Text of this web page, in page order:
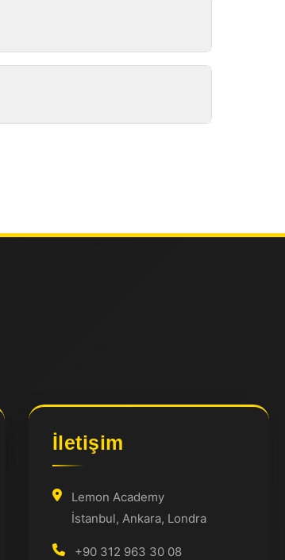
İletişim
Lemon Academy
İstanbul, Ankara, Londra
+90 312 963 30 08